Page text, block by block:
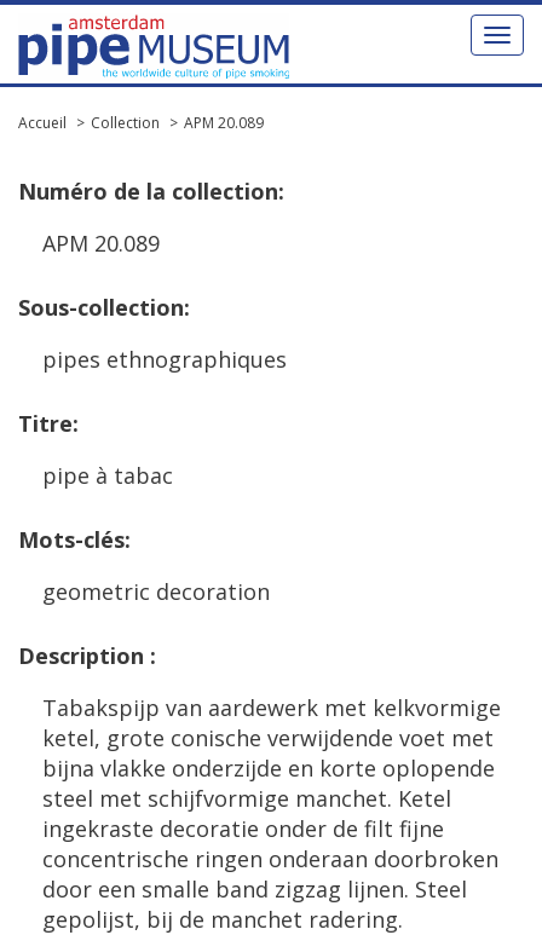
Toggle
Accueil Collection APM 20.089
Numéro de la collection:
APM 20.089
Sous-collection:
pipes ethnographiques
Titre:
pipe à tabac
Mots-clés:
geometric decoration
Description :
Tabakspijp van aardewerk met kelkvormige
ketel, grote conische verwijdende voet met
bijna vlakke onderzijde en korte oplopende
steel met schijfvormige manchet. Ketel
ingekraste decoratie onder de filt fijne
concentrische ringen onderaan doorbroken
door een smalle band zigzag lijnen. Steel
gepolijst, bij de manchet radering.